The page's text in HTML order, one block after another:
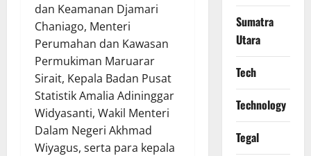
dan Keamanan Djamari
Chaniago, Menteri
Perumahan dan Kawasan
Permukiman Maruarar
Sirait, Kepala Badan Pusat
Statistik Amalia Adininggar
Widyasanti, Wakil Menteri
Dalam Negeri Akhmad
Wiyagus, serta para kepala
Sumatra
Utara
Tech
Technology
Tegal